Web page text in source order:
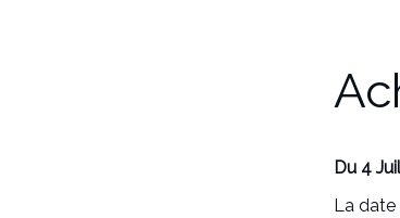
Du 4
La date